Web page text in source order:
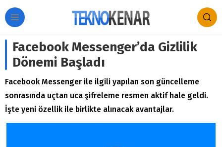
Facebook Messenger’da Gizlilik
Dönemi Başladı
Facebook Messenger ile ilgili yapılan son güncelleme
sonrasında uçtan uca şifreleme resmen aktif hale geldi.
İşte yeni özellik ile birlikte alınacak avantajlar.